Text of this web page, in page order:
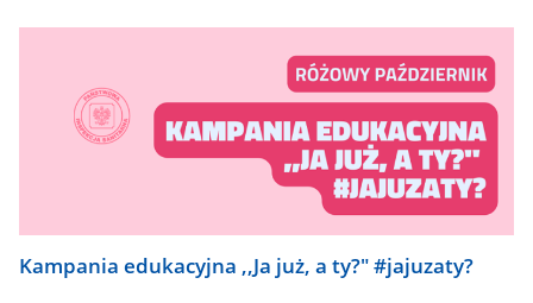
Kampania edukacyjna ,,Ja już, a ty?" #jajuzaty?